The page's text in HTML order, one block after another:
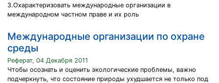
3.Охарактеризовать международные организации в
международном частном праве и их роль
Международные организации по охране
среды
Реферат, 04 Декабря 2011
Чтобы осознать и оценить экологические проблемы, важно
подчеркнуть, что состояние природы ухудшается не только под